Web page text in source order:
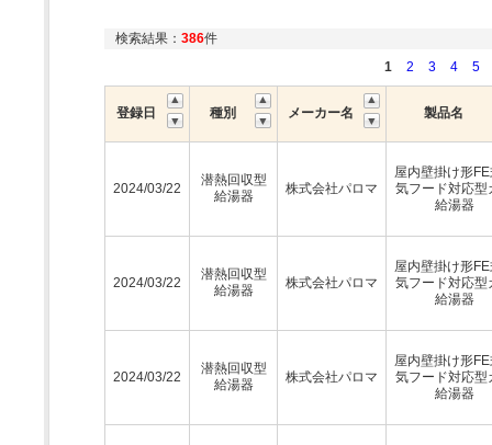
検索結果： 386件
1
2 3 4 5
登録日 種別 メーカー名 製品名
2024/03/22
潜熱回収型
給湯器
株式会社パロマ
屋内壁掛け形
気フード対応型
給湯器
2024/03/22
潜熱回収型
給湯器
株式会社パロマ
屋内壁掛け形
気フード対応型
給湯器
2024/03/22
潜熱回収型
給湯器
株式会社パロマ
屋内壁掛け形
気フード対応型
給湯器